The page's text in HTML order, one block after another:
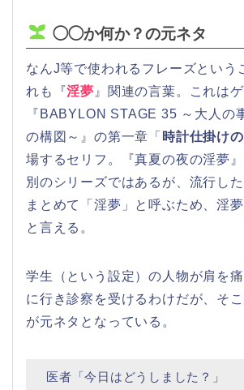
◯◯か何か？の元ネタ
なんJ等で使われるフレーズという
れも『淫夢 』関連の言葉。これは
『BABYLON STAGE 35 ～大人の
の構図～』の第一章「 時計仕掛け
場するセリフ。『真夏の夜の淫夢
別のシリーズではあるが、流行し
まとめて「淫夢」と呼ぶため、淫
と言える。
学生（という設定）の人物が肩を
に行き診察を受けるわけだが、そ
が元ネタとなっている。
医者「今日はどうしました？」